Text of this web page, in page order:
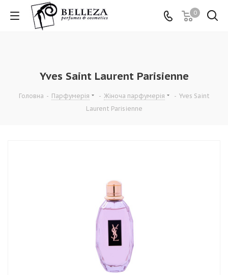
0
Yves Saint Laurent Parisienne
Головна - Парфумерія - Жіноча парфумерія - Yves Saint
Laurent Parisienne